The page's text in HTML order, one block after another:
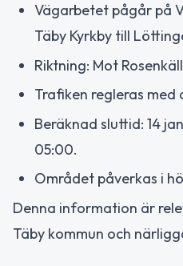
Vägarbetet pågår på
Täby Kyrkby till
Riktning: Mot
Trafiken regleras
Beräknad sluttid: 14
05:00.
Området påverkas i
Denna information är
Täby kommun och